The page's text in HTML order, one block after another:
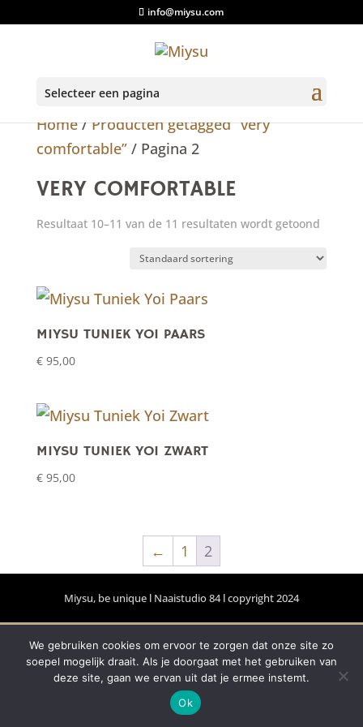
info@miysu.com
Selecteer een pagina
Home/Producten getagged “very
comfortable”/ Pagina 2
VERY COMFORTABLE
Resultaat 10–11 van de 11 resultaten wordt getoond
MIYSU TUNIEK YOI PAARS
€95,00
MIYSU TUNIEK YOI ZWART
€95,00
← 1 2
Miysu, be unique l Naaistudio 84 l copyright 2024
We gebruiken cookies om ervoor te zorgen dat onze site zo
soepel mogelijk draait. Als je doorgaat met het gebruiken van
deze site, gaan we ervan uit dat je ermee instemt.
Ok